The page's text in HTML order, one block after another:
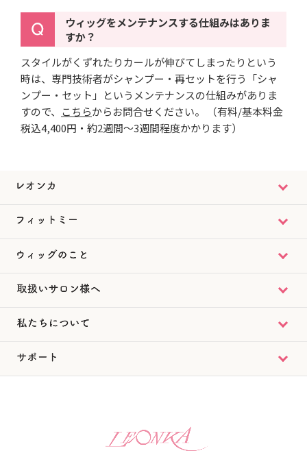
ウィッグをメンテナンスする仕組みはありま
すか？
スタイルがくずれたりカールが伸びてしまったりという
時は、専門技術者がシャンプー・再セットを行う「シャ
ンプー・セット」というメンテナンスの仕組みがありま
すので、 こちらからお問合せください。
（有料/基本料金
税込4,400円・約2週間～3週間程度かかります）